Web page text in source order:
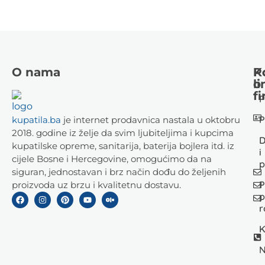
O nama
kupatila.ba je internet prodavnica nastala u oktobru
2018. godine iz želje da svim ljubiteljima i kupcima
kupatilske opreme, sanitarija, baterija bojlera itd. iz
cijele Bosne i Hercegovine, omogućimo da na
siguran, jednostavan i brz način dođu do željenih
proizvoda uz brzu i kvalitetnu dostavu.
i
o